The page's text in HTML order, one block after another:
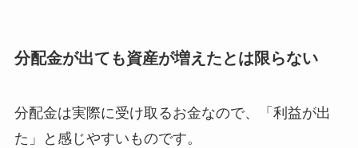
分配金が出ても資産が増えたとは限らない
分配金は実際に受け取るお金なので、「利益が出
た」と感じやすいものです。